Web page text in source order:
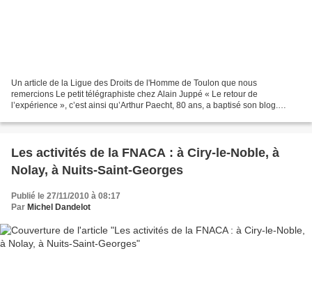
Un article de la Ligue des Droits de l'Homme de Toulon que nous
remercions Le petit télégraphiste chez Alain Juppé « Le retour de
l’expérience », c’est ainsi qu’Arthur Paecht, 80 ans, a baptisé son blog.
Les activités de la FNACA : à Ciry-le-Noble, à
Nolay, à Nuits-Saint-Georges
Publié le 27/11/2010 à 08:17
Par Michel Dandelot